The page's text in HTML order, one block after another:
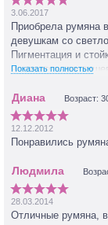
3.06.2017
Приобрела румяна
девушкам со
Пигментация и
наносится,
очень довольна!
Показать полностью
Возраст:
12.12.2012
Понравились
28.03.2014
Отличные румяна,